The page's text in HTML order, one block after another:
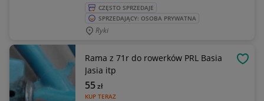
CZĘSTO SPRZEDAJE
SPRZEDAJĄCY: OSOBA PRYWATNA
Ryki
Rama z 71r do rowerków PRL Basia
Jasia itp
KUP TERAZ
55zł